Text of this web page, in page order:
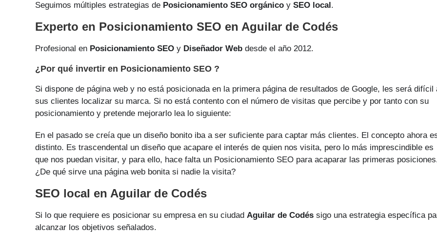
Seguimos múltiples estrategias de Posicionamiento SEO orgánico y SEO local.
Experto en Posicionamiento SEO en Aguilar de Codés
Profesional en Posicionamiento SEO y Diseñador Web desde el año 2012.
¿Por qué invertir en Posicionamiento SEO ?
Si dispone de página web y no está posicionada en la primera página de resultados de Google, les será difícil
sus clientes localizar su marca. Si no está contento con el número de visitas que percibe y por tanto con su
posicionamiento y pretende mejorarlo lea lo siguiente:
En el pasado se creía que un diseño bonito iba a ser suficiente para captar más clientes. El concepto ahora
distinto. Es trascendental un diseño que acapare el interés de quien nos visita, pero lo más imprescindible es
que nos puedan visitar, y para ello, hace falta un Posicionamiento SEO para acaparar las primeras
¿De qué sirve una página web bonita si nadie la visita?
SEO local en Aguilar de Codés
Si lo que requiere es posicionar su empresa en su ciudad Aguilar de Codés sigo una estrategia específica
alcanzar los objetivos señalados.